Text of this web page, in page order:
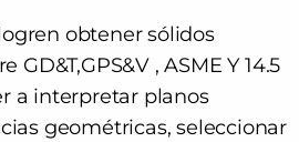
obtener sólidos
GD&T,GPS&V , ASME Y 14.5
a interpretar planos
geométricas, seleccionar